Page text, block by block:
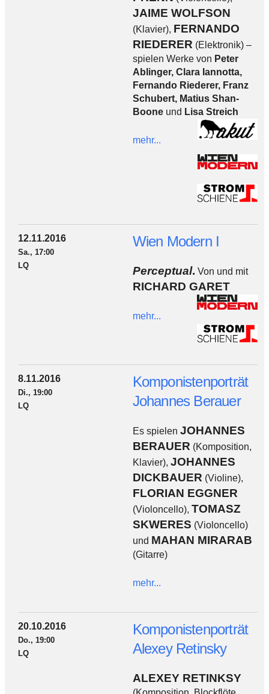
JAIME WOLFSON
(Klavier), FERNANDO
RIEDERER (Elektronik) –
spielen Werke von Peter
Ablinger, Clara Iannotta,
Fernando Riederer, Franz
Schubert, Matius Shan-
Booneund Lisa Streich
mehr...
12.11.2016
Sa., 17:00
LQ
Wien Modern I
Perceptual. Von und mit
RICHARD GARET
mehr...
8.11.2016
Di., 19:00
LQ
Komponistenporträt
Johannes Berauer
Es spielen JOHANNES
BERAUER (Komposition,
Klavier), JOHANNES
DICKBAUER (Violine),
FLORIAN EGGNER
(Violoncello), TOMASZ
SKWERES (Violoncello)
und MAHAN MIRARAB
(Gitarre)
mehr...
20.10.2016
Do., 19:00
LQ
Komponistenporträt
Alexey Retinsky
ALEXEY RETINKSY